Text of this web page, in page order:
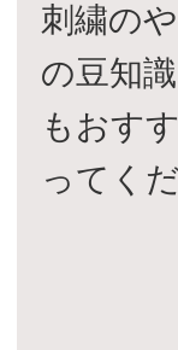
刺繍の
の豆知
もおす
ってく